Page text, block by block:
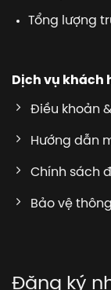
Tổng lượng
Dịch vụ khách
Điều khoản
Hướng dẫn
Chính sách
Bảo vệ
Đăng ký